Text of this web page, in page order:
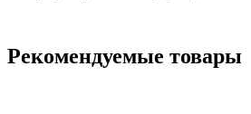
Рекомендуемые товары